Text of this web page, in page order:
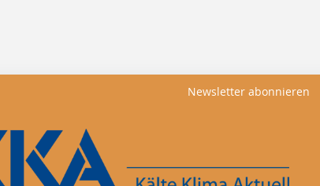
Newsletter abonnieren